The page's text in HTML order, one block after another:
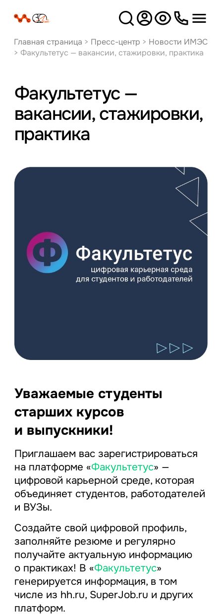
Версия
для слабовидящих
Главная страница > Пресс-центр > Новости ИМЭС
> Факультетус — вакансии, стажировки, практика
Факультетус —
вакансии, стажировки,
практика
Уважаемые студенты
старших курсов
и выпускники!
Приглашаем вас зарегистрироваться
на платформе «Факультетус» —
цифровой карьерной среде, которая
объединяет студентов, работодателей
и ВУЗы.
Создайте свой цифровой профиль,
заполняйте резюме и регулярно
получайте актуальную информацию
о практиках! В «Факультетус»
генерируется информация, в том
числе из hh.ru, SuperJob.ru и других
платформ.